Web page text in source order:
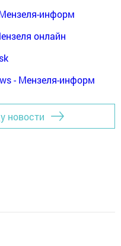
информ
онлайн
- Мензеля-информ
новости